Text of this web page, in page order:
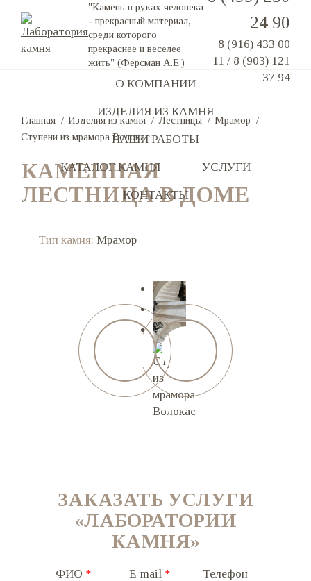
"Камень в руках человека
- прекрасный материал,
среди которого
прекраснее и веселее
жить" (Ферсман А.Е.)
24 90
8 (916) 433 00
11 / 8 (903) 121
37 94
О КОМПАНИИ
ИЗДЕЛИЯ ИЗ КАМНЯ
НАШИ РАБОТЫ
КАТАЛОГ КАМНЯ УСЛУГИ
КОНТАКТЫ
Главная Изделия из камня Лестницы
Мрамор
Ступени из мрамора Волокас
КАМЕННАЯ
ЛЕСТНИЦА В ДОМЕ
Тип камня: Мрамор
ЗАКАЗАТЬ УСЛУГИ
«ЛАБОРАТОРИИ
КАМНЯ»
ФИО * E-mail *
Телефон